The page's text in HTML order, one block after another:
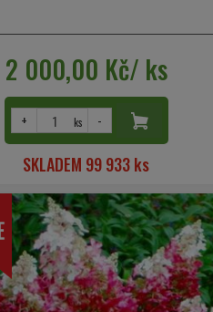
2 000,00 Kč/ ks
+ ks -
SKLADEM 99 933 ks